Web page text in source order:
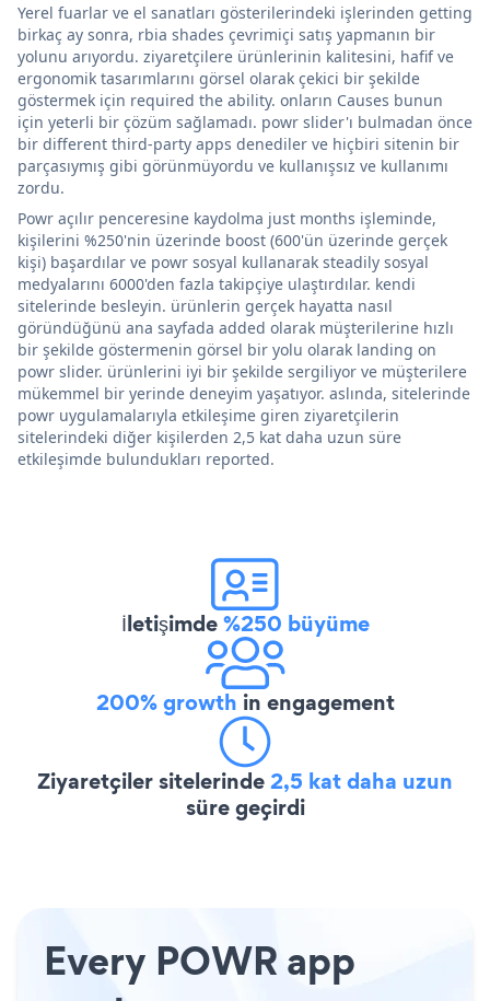
Yerel fuarlar ve el sanatları gösterilerindeki işlerinden getting
birkaç ay sonra, rbia shades çevrimiçi satış yapmanın bir
yolunu arıyordu. ziyaretçilere ürünlerinin kalitesini, hafif ve
ergonomik tasarımlarını görsel olarak çekici bir şekilde
göstermek için required the ability. onların Causes bunun
için yeterli bir çözüm sağlamadı. powr slider'ı bulmadan önce
bir different third-party apps denediler ve hiçbiri sitenin bir
parçasıymış gibi görünmüyordu ve kullanışsız ve kullanımı
zordu.
Powr açılır penceresine kaydolma just months işleminde,
kişilerini %250'nin üzerinde boost (600'ün üzerinde gerçek
kişi) başardılar ve powr sosyal kullanarak steadily sosyal
medyalarını 6000'den fazla takipçiye ulaştırdılar. kendi
sitelerinde besleyin. ürünlerin gerçek hayatta nasıl
göründüğünü ana sayfada added olarak müşterilerine hızlı
bir şekilde göstermenin görsel bir yolu olarak landing on
powr slider. ürünlerini iyi bir şekilde sergiliyor ve müşterilere
mükemmel bir yerinde deneyim yaşatıyor. aslında, sitelerinde
powr uygulamalarıyla etkileşime giren ziyaretçilerin
sitelerindeki diğer kişilerden 2,5 kat daha uzun süre
etkileşimde bulundukları reported.
İletişimde%250 büyüme
200% growth in engagement
Ziyaretçiler sitelerinde2,5 kat daha uzun
süre geçirdi
Every POWR app